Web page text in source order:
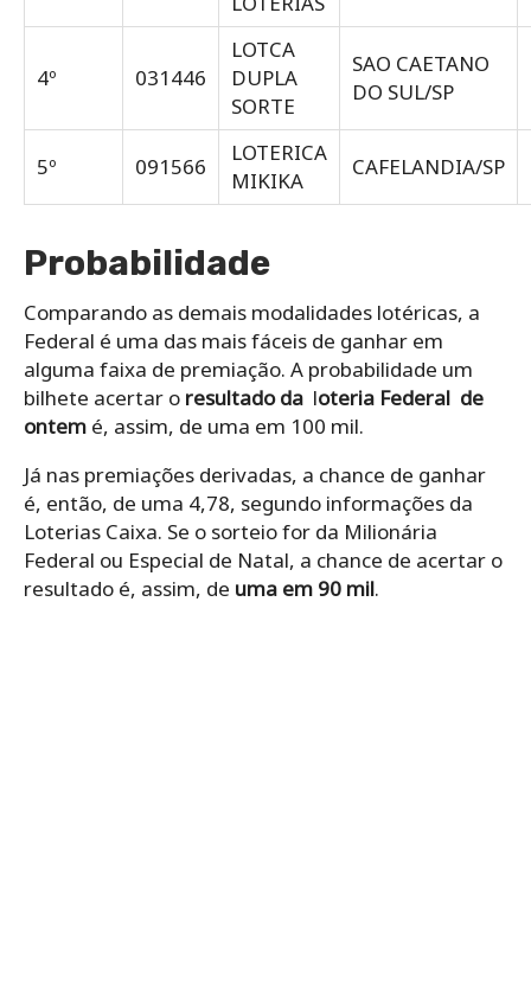
4º 031446
LOTCA
DUPLA
SORTE
SAO CAETANO
DO SUL/SP
5º 091566
LOTERICA
MIKIKA
CAFELANDIA/SP
Probabilidade
Comparando as demais modalidades lotéricas, a
Federal é uma das mais fáceis de ganhar em
alguma faixa de premiação. A probabilidade um
bilhete acertar o resultado da loteria Federal de
ontem é, assim, de uma em 100 mil.
Já nas premiações derivadas, a chance de ganhar
é, então, de uma 4,78, segundo informações da
Loterias Caixa. Se o sorteio for da Milionária
Federal ou Especial de Natal, a chance de acertar o
resultado é, assim, de uma em 90 mil.